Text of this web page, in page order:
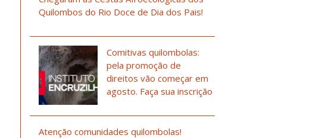
Quilombos do Rio Doce de Dia dos Pais!
Comitivas quilombolas:
pela promoção de
direitos vão começar em
agosto. Faça sua inscrição
Atenção comunidades quilombolas!